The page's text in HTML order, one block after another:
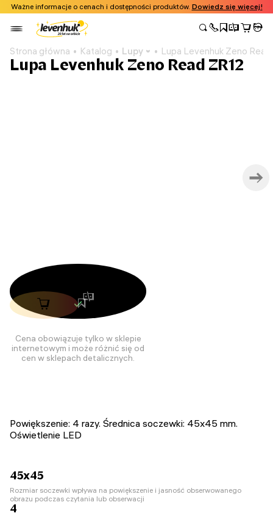
Ważne informacje o cenach i dostępności produktów. Dowiedz się więcej!
Strona główna Katalog Lupy Lupa Levenhuk Zeno Read
Lupa Levenhuk Zeno Read ZR12
Cena obowiązuje tylko w sklepie
internetowym i może różnić się od
cen w sklepach detalicznych.
Powiększenie: 4 razy. Średnica soczewki: 45x45 mm.
Oświetlenie LED
45х45
Rozmiar soczewki wpływa na powiększenie i jasność obserwowanego
obrazu podczas czytania lub obserwacji
4